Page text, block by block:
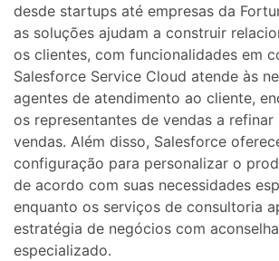
desde startups até empresas da
as soluções ajudam a construir
os clientes, com funcionalidades em
Salesforce Service Cloud atende às
agentes de atendimento ao cliente,
os representantes de vendas a refinar
vendas. Além disso, Salesforce
configuração para personalizar o
de acordo com suas necessidades
enquanto os serviços de consultoria
estratégia de negócios com
especializado.